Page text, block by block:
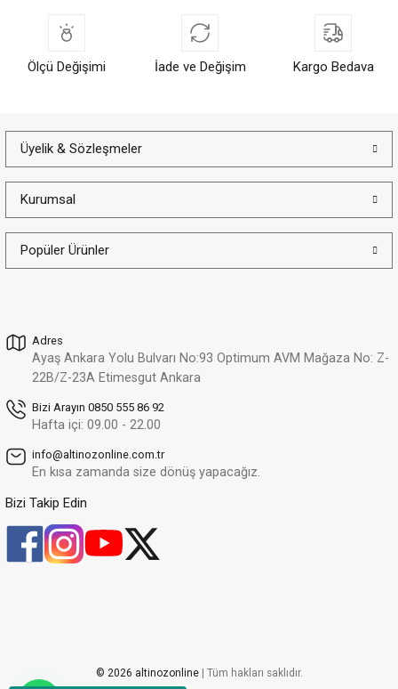
Ölçü Değişimi İade ve Değişim Kargo Bedava
Adres
Ayaş Ankara Yolu Bulvarı No:93 Optimum AVM Mağaza No: Z-
22B/Z-23A Etimesgut Ankara
Bizi Arayın 0850 555 86 92
Hafta içi: 09.00 - 22.00
info@altinozonline.com.tr
En kısa zamanda size dönüş yapacağız.
Bizi Takip Edin
Üyelik & Sözleşmeler
Kurumsal
Popüler Ürünler
© 2026 altinozonline | Tüm hakları saklıdır.